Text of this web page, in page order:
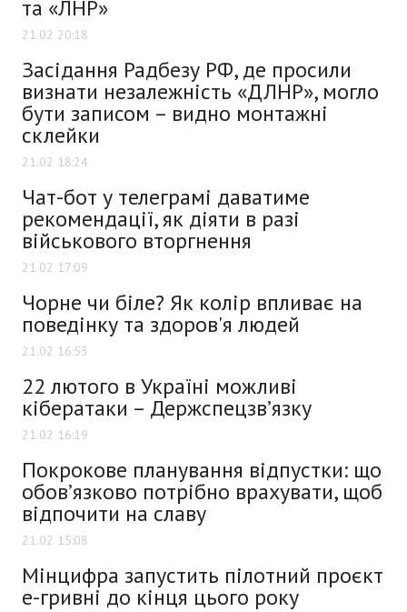
та «ЛНР»
21.02 20:18
Засідання Радбезу РФ, де просили
визнати незалежність «ДЛНР», могло
бути записом – видно монтажні
склейки
21.02 18:24
Чат-бот у телеграмі даватиме
рекомендації, як діяти в разі
військового вторгнення
21.02 17:09
Чорне чи біле? Як колір впливає на
поведінку та здоров'я людей
21.02 16:53
22 лютого в Україні можливі
кібератаки – Держспецзв’язку
21.02 16:19
Покрокове планування відпустки: що
обов’язково потрібно врахувати, щоб
відпочити на славу
21.02 15:08
Мінцифра запустить пілотний проєкт
е-гривні до кінця цього року